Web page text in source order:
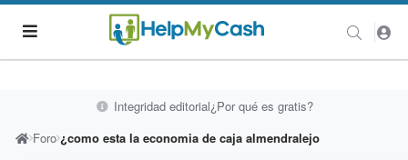
Integridad editorial¿Por qué es gratis?
Foro ¿como esta la economia de caja almendralejo